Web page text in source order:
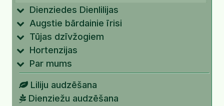
Dienziedes Dienlilijas
Augstie bārdainie īrisi
Tūjas dzīvžogiem
Hortenzijas
Par mums
Liliju audzēšana
Dienziežu audzēšana